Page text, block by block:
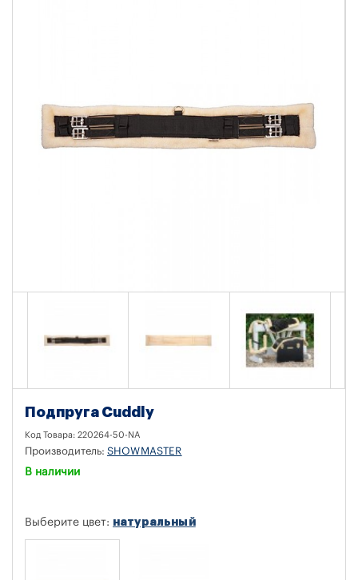
Подпруга Cuddly
Код Товара: 220264-50-NA
Производитель: SHOWMASTER
В наличии
Выберите цвет: натуральный